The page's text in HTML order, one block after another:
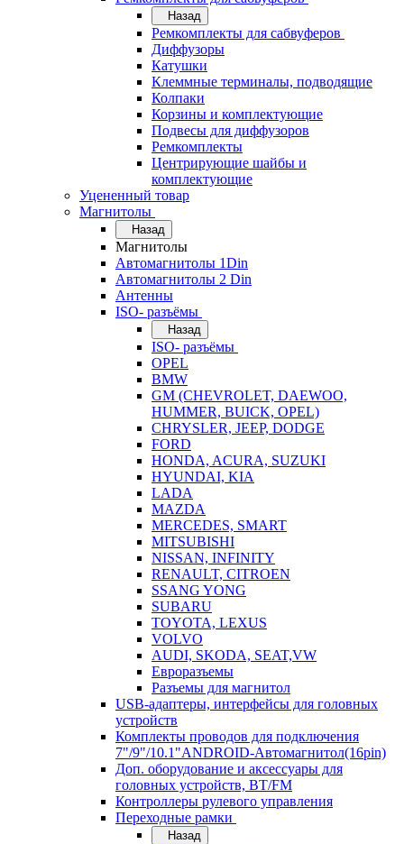
Назад
Ремкомплекты для сабвуферов
Диффузоры
Катушки
Клеммные терминалы, подводящие
Колпаки
Корзины и комплектующие
Подвесы для диффузоров
Ремкомплекты
Центрирующие шайбы и
комплектующие
Уцененный товар
Магнитолы
Назад
Магнитолы
Автомагнитолы 1Din
Автомагнитолы 2 Din
Антенны
ISO- разъёмы
Назад
ISO- разъёмы
OPEL
BMW
GM (CHEVROLET, DAEWOO,
HUMMER, BUICK, OPEL)
CHRYSLER, JEEP, DODGE
FORD
HONDA, ACURA, SUZUKI
HYUNDAI, KIA
LADA
MAZDA
MERCEDES, SMART
MITSUBISHI
NISSAN, INFINITY
RENAULT, CITROEN
SSANG YONG
SUBARU
TOYOTA, LEXUS
VOLVO
AUDI, SKODA, SEAT,VW
Евроразъемы
Разъемы для магнитол
USB-адаптеры, интерфейсы для головных
устройств
Комплекты проводов для подключения
7"/9"/10.1"ANDROID-Автомагнитол(16pin)
Доп. оборудование и аксессуары для
головных устройств, BT/FM
Контроллеры рулевого управления
Переходные рамки
Назад